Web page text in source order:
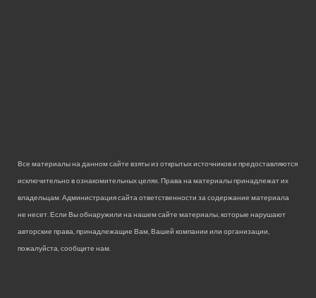
Все материалы на данном сайте взяты из открытых источников и предоставляются
исключительно в ознакомительных целях. Права на материалы принадлежат их
владельцам. Администрация сайта ответственности за содержание материала
не несет. Если Вы обнаружили на нашем сайте материалы, которые нарушают
авторские права, принадлежащие Вам, Вашей компании или организации,
пожалуйста, сообщите нам.